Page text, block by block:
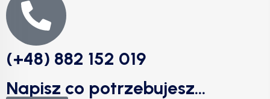
(+48) 882 152 019
Napisz co potrzebujesz...